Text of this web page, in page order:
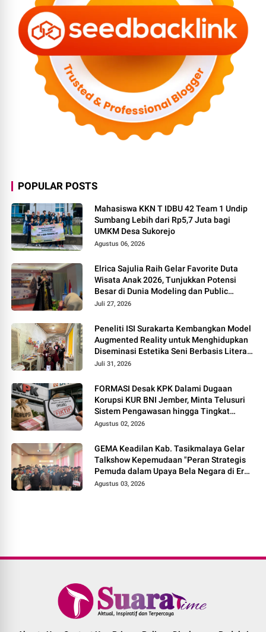
POPULAR POSTS
Mahasiswa KKN T IDBU 42 Team 1 Undip
Sumbang Lebih dari Rp5,7 Juta bagi
UMKM Desa Sukorejo
Agustus 06, 2026
Elrica Sajulia Raih Gelar Favorite Duta
Wisata Anak 2026, Tunjukkan Potensi
Besar di Dunia Modeling dan Public
Speaking
Juli 27, 2026
Peneliti ISI Surakarta Kembangkan Model
Augmented Reality untuk Menghidupkan
Diseminasi Estetika Seni Berbasis Literasi
Budaya Berkelanjutan
Juli 31, 2026
FORMASI Desak KPK Dalami Dugaan
Korupsi KUR BNI Jember, Minta Telusuri
Sistem Pengawasan hingga Tingkat
Direksi
Agustus 02, 2026
GEMA Keadilan Kab. Tasikmalaya Gelar
Talkshow Kepemudaan "Peran Strategis
Pemuda dalam Upaya Bela Negara di Era
Post-Truth"
Agustus 03, 2026